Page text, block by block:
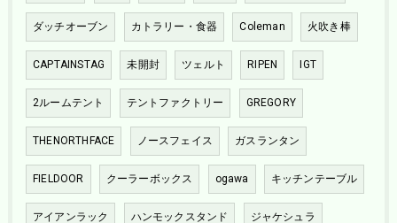
ダッチオーブン カトラリー・食器 Coleman 火吹き棒
CAPTAINSTAG 未開封 ツェルト RIPEN IGT
2ルームテント テントファクトリー GREGORY
THENORTHFACE ノースフェイス ガスランタン
FIELDOOR クーラーボックス ogawa キッチンテーブル
アイアンラック ハンモックスタンド ジャケシュラ